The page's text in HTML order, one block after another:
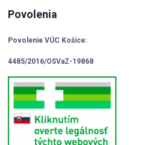
Povolenia
Povolenie VÚC Košice:
4485/2016/OSVaZ-19868